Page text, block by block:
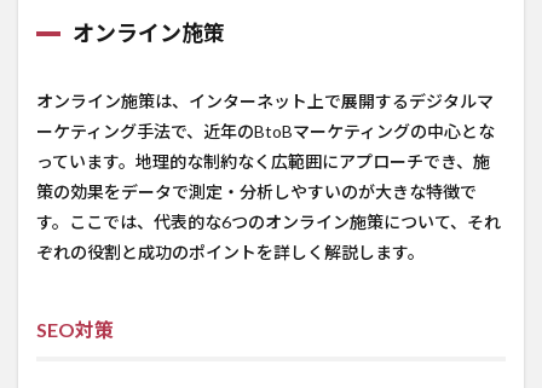
オンライン施策
オンライン施策は、インターネット上で展開するデジタルマ
ーケティング手法で、近年のBtoBマーケティングの中心とな
っています。地理的な制約なく広範囲にアプローチでき、施
策の効果をデータで測定・分析しやすいのが大きな特徴で
す。ここでは、代表的な6つのオンライン施策について、それ
ぞれの役割と成功のポイントを詳しく解説します。
SEO対策